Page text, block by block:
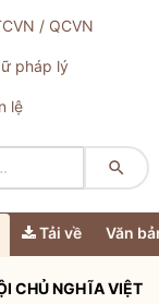
/ QCVN
pháp lý
lệ

Tải về Văn
CHỦ NGHĨA VIỆT